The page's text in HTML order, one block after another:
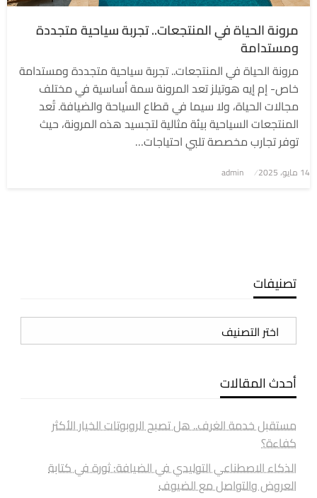
مرونة الحياة في المنتجعات.. تجربة سياحية متجددة
ومستدامة
مرونة الحياة في المنتجعات.. تجربة سياحية متجددة ومستدامة
خاص- إم إيه هوتيلز تعد المرونة سمة أساسية في مختلف
مجالات الحياة، ولا سيما في قطاع السياحة والضيافة. تُعد
المنتجعات السياحية بيئة مثالية لتجسيد هذه المرونة، حيث
توفر تجارب مخصصة تلبي احتياجات…
نُشر
14 مايو، 2025 admin
تصنيفات
تصنيفات
أحدث المقالات
مستقبل خدمة الغرف.. هل تصبح الروبوتات الخيار الأكثر
كفاءة؟
الذكاء الاصطناعي التوليدي في الضيافة: ثورة في كتابة
العروض والتواصل مع الضيوف